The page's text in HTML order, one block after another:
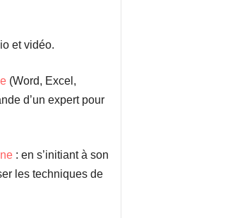
et vidéo.
(Word, Excel,
d’un expert pour
: en s’initiant à son
les techniques de